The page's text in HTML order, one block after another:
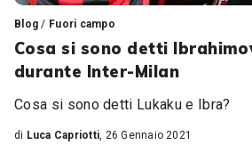
Blog / Fuori campo
Cosa si sono detti
durante Inter-Milan
Cosa si sono detti Lukaku e Ibra?
di Luca Capriotti, 26 Gennaio 2021